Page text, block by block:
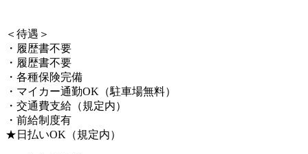
＜待遇＞
・履歴書不要
・履歴書不要
・各種保険完備
・マイカー通勤OK（駐車場無料）
・交通費支給（規定内）
・前給制度有
★日払いOK（規定内）